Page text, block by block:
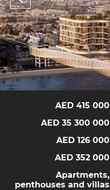
415 000 AED
35 300 000 AED
126 000 AED
352 000 AED
Apartments,
penthouses and villas